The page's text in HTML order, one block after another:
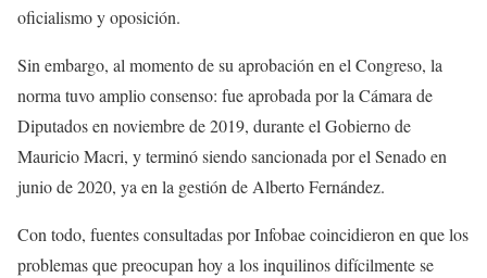
oficialismo y oposición.
Sin embargo, al momento de su aprobación en el Congreso, la
norma tuvo amplio consenso: fue aprobada por la Cámara de
Diputados en noviembre de 2019, durante el Gobierno de
Mauricio Macri, y terminó siendo sancionada por el Senado en
junio de 2020, ya en la gestión de Alberto Fernández.
Con todo, fuentes consultadas por Infobae coincidieron en que los
problemas que preocupan hoy a los inquilinos difícilmente se